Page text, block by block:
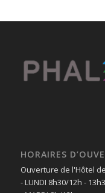
HORAIRES
Ouverture de l'Hôtel
- LUNDI 8h30/12h -